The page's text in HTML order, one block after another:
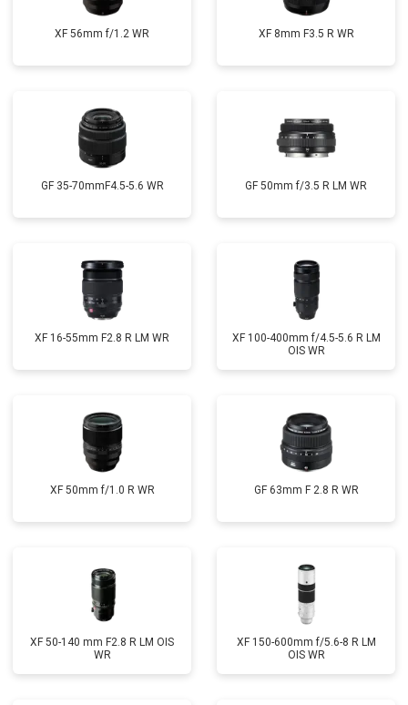
XF 56mm f/1.2 WR XF 8mm F3.5 R WR
GF 35-70mmF4.5-5.6 WR GF 50mm f/3.5 R LM WR
XF 16-55mm F2.8 R LM WR
XF 100-400mm f/4.5-5.6 R LM
OIS WR
XF 50mm f/1.0 R WR GF 63mm F 2.8 R WR
XF 50-140 mm F2.8 R LM OIS
WR
XF 150-600mm f/5.6-8 R LM
OIS WR